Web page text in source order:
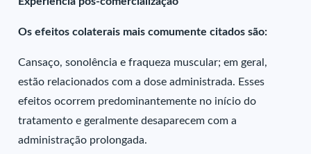
Os efeitos colaterais mais comumente citados são:
Cansaço, sonolência e fraqueza muscular; em geral,
estão relacionados com a dose administrada. Esses
efeitos ocorrem predominantemente no início do
tratamento e geralmente desaparecem com a
administração prolongada.